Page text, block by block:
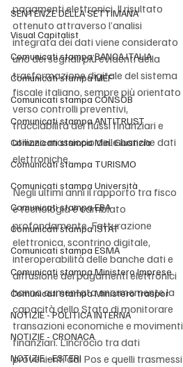
SENTENZE DELLA SETTIMANA
Visual Capitalist
Comunicati stampa BANCA ITALIA
Comunicati stampa MEF
Comunicati stampa CONSOB
Comunicati stampa ANTITRUST
Comunicati stampa Min. Giustizia
Comunicati stampa TURISMO
Comunicati stampa Università
Comunicati stampa EBA
Comunicati stampa ISTAT
Comunicati stampa ESMA
Comunicati stampa Ministero Imprese
Comunicati stampa Ministero traspor
NOTIZIE - POLITICA INTERNA
NOTIZIE - CRONACA
NOTIZIE - ESTERI
pagamenti elettronici. Il risultato
ottenuto attraverso l’analisi
integrata dei dati viene considerato
uno dei segnali più evidenti della
trasformazione digitale del sistema
fiscale italiano, sempre più orientato
verso controlli preventivi,
tracciabilità dei flussi finanziari e
utilizzo massiccio delle banche dati
elettroniche.
Negli ultimi anni il rapporto tra fisco
e tecnologia è cambiato
profondamente. Fatturazione
elettronica, scontrino digitale,
interoperabilità delle banche dati e
diffusione dei pagamenti elettronici
hanno aumentato enormemente la
capacità dello Stato di monitorare
transazioni economiche e movimenti
finanziari. L’incrocio tra dati
provenienti dai Pos e quelli trasmessi